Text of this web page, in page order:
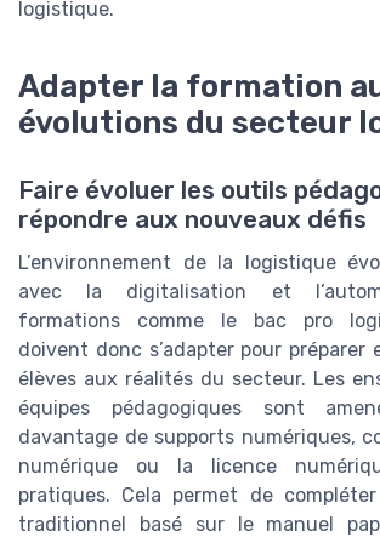
logistique.
Adapter la formation
évolutions du secteur
Faire évoluer les outils
répondre aux nouveaux défis
L’environnement de la logistique
avec la digitalisation et
formations comme le bac pro
doivent donc s’adapter pour préparer
élèves aux réalités du secteur. Les
équipes pédagogiques sont
davantage de supports numériques,
numérique ou la licence
pratiques. Cela permet de compléter
traditionnel basé sur le manuel